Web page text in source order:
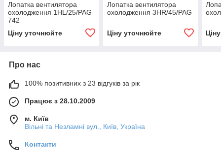
Лопатка вентилятора
охолодження 1HL/25/PAG
742
Ціну уточнюйте
Лопатка вентилятора
охолодження 3HR/45/PAG
Ціну уточнюйте
Про нас
100% позитивних з 23 відгуків за рік
Працює з 28.10.2009
м. Київ
Вільні та Незламні вул., Київ, Україна
Контакти